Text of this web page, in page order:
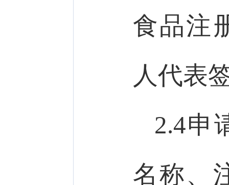
食品注
人代表
2.4申
名称、